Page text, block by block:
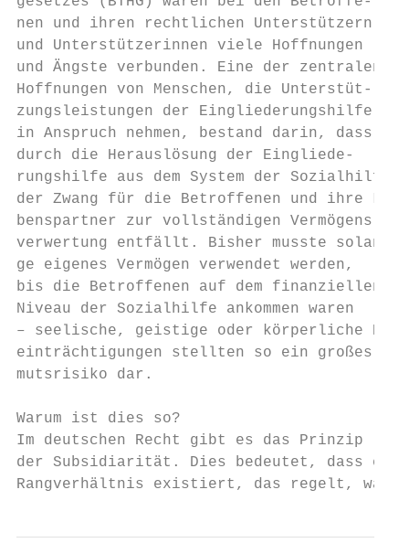
nen und ihren rechtlichen Unterstützern
und Unterstützerinnen viele Hoffnungen
und Ängste verbunden. Eine der zentralen
Hoffnungen von Menschen, die Unterstüt-
zungsleistungen der Eingliederungshilfe
in Anspruch nehmen, bestand darin, dass
durch die Herauslösung der Eingliede-
rungshilfe aus dem System der
der Zwang für die Betroffenen und ihre Le-
benspartner zur vollständigen Vermögens-
verwertung entfällt. Bisher musste
ge eigenes Vermögen verwendet werden,
bis die Betroffenen auf dem finanziellen
Niveau der Sozialhilfe ankommen waren
– seelische, geistige oder körperliche Be-
einträchtigungen stellten so ein großes
mutsrisiko dar.
Warum ist dies so?
Im deutschen Recht gibt es das Prinzip
der Subsidiarität. Dies bedeutet, dass ein
Rangverhältnis existiert, das regelt, wann